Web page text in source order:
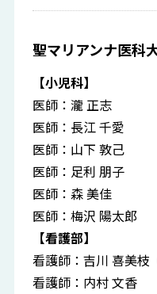
聖マリアンナ医科
【小児科】
医師：瀧 正志
医師：長江 千愛
医師：山下 敦己
医師：足利 朋子
医師：森 美佳
医師：梅沢 陽太郎
【看護部】
看護師：吉川 喜美枝
看護師：内村 文香